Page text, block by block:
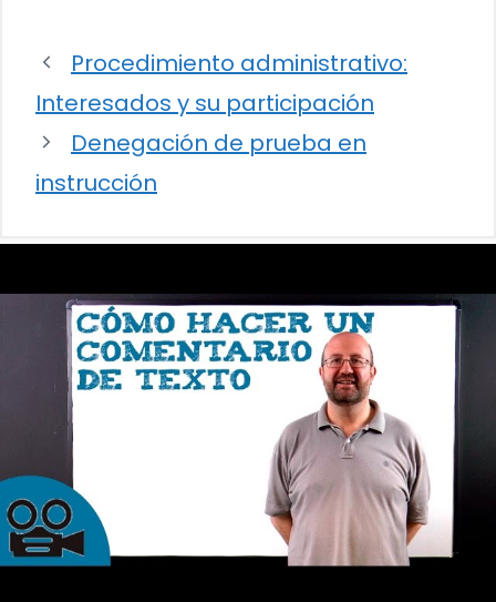
Procedimiento administrativo:
Interesados y su participación
Denegación de prueba en
instrucción